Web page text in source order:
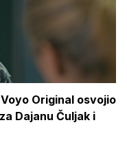
Original osvojio
Dajanu Čuljak i